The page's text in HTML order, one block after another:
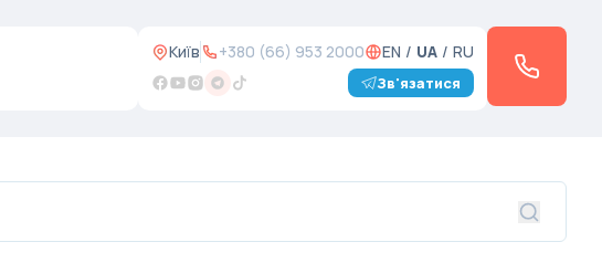
Київ +380 (66) 953 2000 EN / UA / RU
Зв'язатися